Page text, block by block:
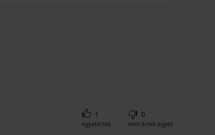
1
egyetértek
0
nem értek egyet